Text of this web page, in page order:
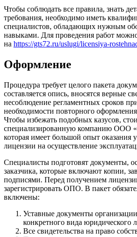
Чтобы соблюдать все правила, знать
требования, необходимо иметь
специалистов, обладающих нужным
навыками. Для проведения работ
на https://gts72.ru/uslugi/licensiya-
Оформление
Процедура требует целого пакета
составляется опись, вносятся верные
несоблюдение регламентных сроков
необходимости повторного
Чтобы избежать подобных казусов,
специализированную компанию ООО
которая имеет большой опыт оказания
лицензии на осуществление
Специалисты подготовят документы,
заказчика, которые включают копии,
подписями. Перед получением
зарегистрировать ОПО. В пакет
включены:
Уставные документы
конкретного вида юридического
Все свидетельства на право